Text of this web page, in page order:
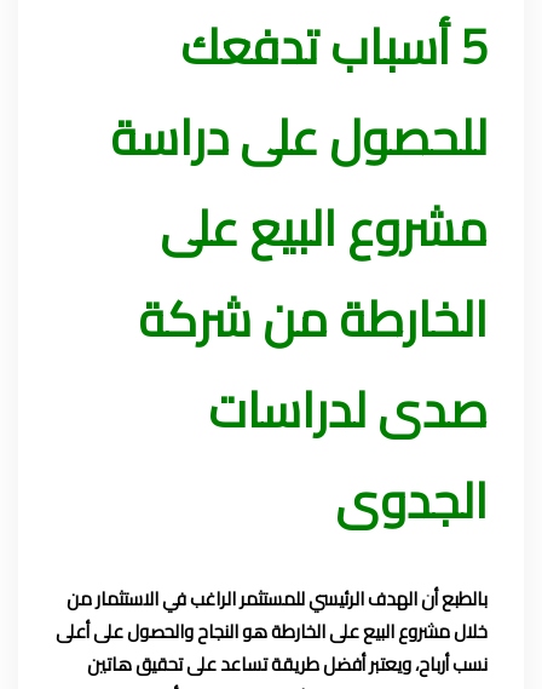
5 أسباب تدفعك
للحصول على دراسة
مشروع البيع على
الخارطة من شركة
صدى لدراسات
الجدوى
بالطبع أن الهدف الرئيسي للمستثمر الراغب في الاستثمار من
خلال مشروع البيع على الخارطة هو النجاح والحصول على أعلى
نسب أرباح، ويعتبر أفضل طريقة تساعد على تحقيق هاتين